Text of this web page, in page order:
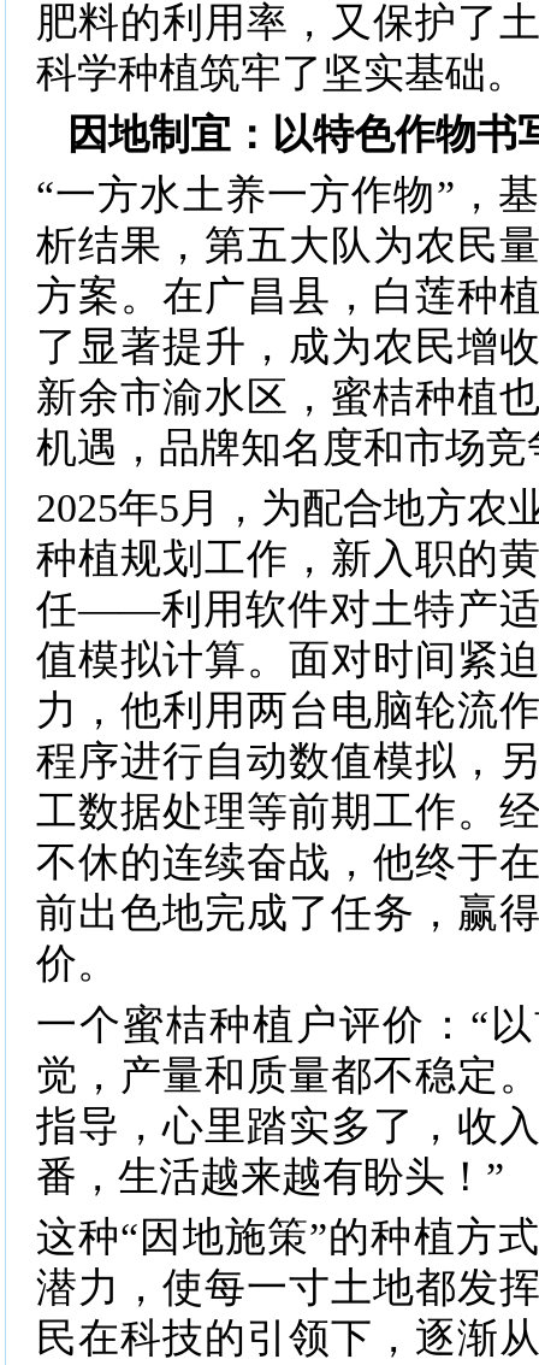
肥料的利用率，又保护了
科学种植筑牢了坚实基础。
因地制宜：以特色作物书
“一方水土养一方作物”，
析结果，第五大队为农民
方案。在广昌县，白莲种
了显著提升，成为农民增
新余市渝水区，蜜桔种植
机遇，品牌知名度和市场
2025年5月，为配合地方农
种植规划工作，新入职的
任——利用软件对土特产
值模拟计算。面对时间紧
力，他利用两台电脑轮流
程序进行自动数值模拟，
工数据处理等前期工作。
不休的连续奋战，他终于
前出色地完成了任务，赢
价。
一个蜜桔种植户评价：“
觉，产量和质量都不稳定
指导，心里踏实多了，收
番，生活越来越有盼头！”
这种“因地施策”的种植方
潜力，使每一寸土地都发
民在科技的引领下，逐渐